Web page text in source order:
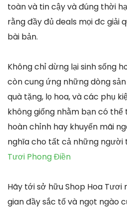
toàn và tin cậy và đúng thời
rằng đầy đủ deals mọi đc giải
bài bản.
Không chỉ dừng lại sinh sống
còn cung ứng những dòng
quà tặng, lọ hoa, và các phụ
không giống nhằm bạn có thể
hoàn chỉnh hay khuyến mãi
nghĩa cho tất cả những người
Tươi Phong Điền
Hãy tới sở hữu Shop Hoa
gian đầy sắc tố và ngọt ngào